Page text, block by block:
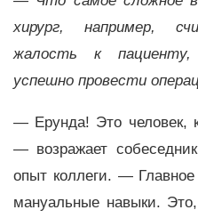
хирург, например,
жалость к
успешно провести
— Ерунда! Это человек,
— возражает
опыт коллеги. —
мануальные навыки.